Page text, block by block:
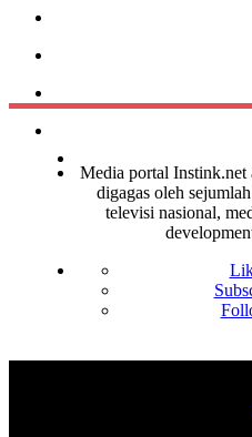
Media portal Instink.net
digagas oleh
televisi nasional,